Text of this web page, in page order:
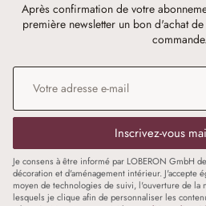
Après confirmation de votre
première newsletter un bon d'achat
commande.
Adresse e-mail
Inscrivez-vous
Je consens à être informé par LOBERON GmbH
décoration et d'aménagement intérieur. J'accepte
moyen de technologies de suivi, l'ouverture de la
lesquels je clique afin de personnaliser les